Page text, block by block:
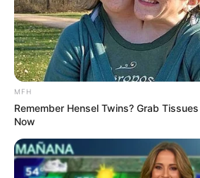
MFH
Remember Hensel Twins? Grab
Now